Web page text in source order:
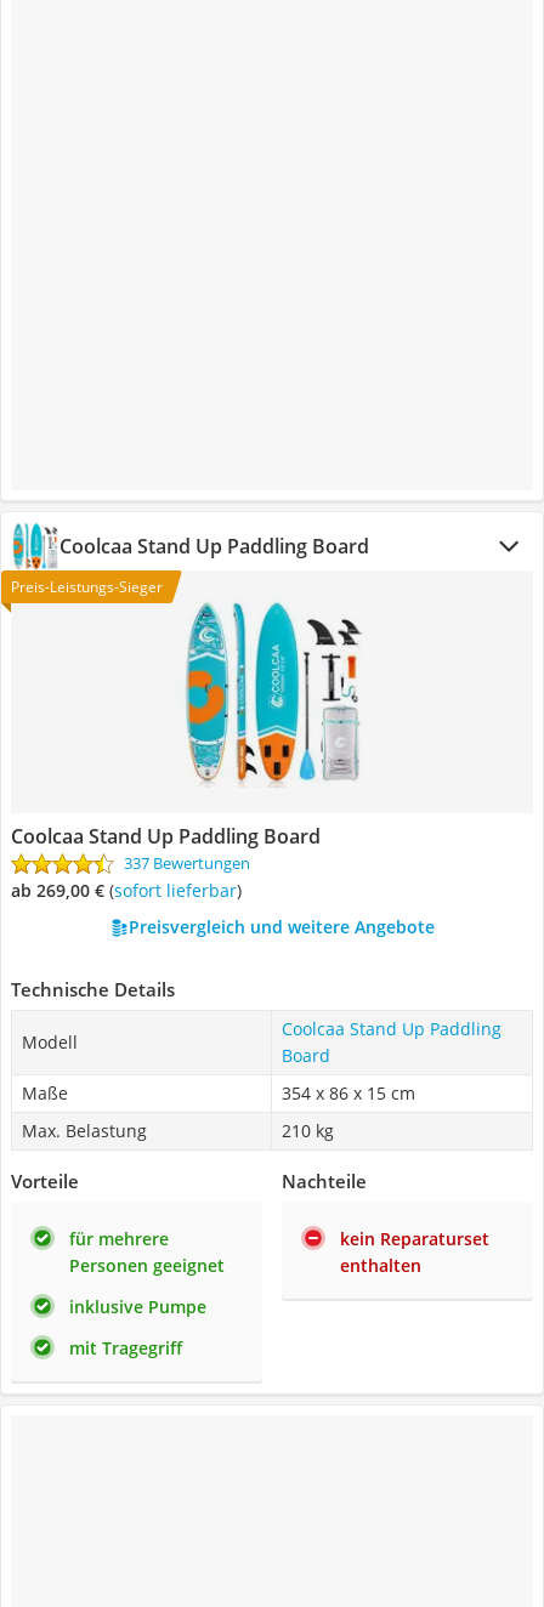
Coolcaa Stand Up Paddling Board
Preis-Leistungs-Sieger
Coolcaa Stand Up Paddling Board
337 Bewertungen
ab 269,00 € ( Sofort lieferbar)
Preisvergleich und weitere Angebote
Technische Details
Modell
Coolcaa Stand Up Paddling
Board
Maße
354 x 86 x 15 cm
Max. Belastung
210 kg
Vorteile
für mehrere
Personen geeignet
inklusive Pumpe
mit Tragegriff
Nachteile
kein Reparaturset
enthalten